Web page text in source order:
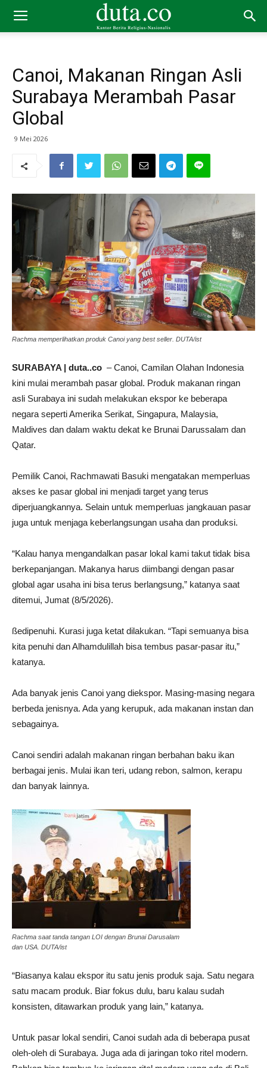
Canoi, Makanan Ringan Asli
Surabaya Merambah Pasar
Global
9 Mei 2026
Rachma memperlihatkan produk Canoi yang best seller. DUTA/ist
SURABAYA | duta..co – Canoi, Camilan Olahan Indonesia
kini mulai merambah pasar global. Produk makanan ringan
asli Surabaya ini sudah melakukan ekspor ke beberapa
negara seperti Amerika Serikat, Singapura, Malaysia,
Maldives dan dalam waktu dekat ke Brunai Darussalam dan
Qatar.
Pemilik Canoi, Rachmawati Basuki mengatakan memperluas
akses ke pasar global ini menjadi target yang terus
diperjuangkannya. Selain untuk memperluas jangkauan pasar
juga untuk menjaga keberlangsungan usaha dan produksi.
“Kalau hanya mengandalkan pasar lokal kami takut tidak bisa
berkepanjangan. Makanya harus diimbangi dengan pasar
global agar usaha ini bisa terus berlangsung,” katanya saat
ditemui, Jumat (8/5/2026).
ßedipenuhi. Kurasi juga ketat dilakukan. “Tapi semuanya bisa
kita penuhi dan Alhamdulillah bisa tembus pasar-pasar itu,”
katanya.
Ada banyak jenis Canoi yang diekspor. Masing-masing negara
berbeda jenisnya. Ada yang kerupuk, ada makanan instan dan
sebagainya.
Canoi sendiri adalah makanan ringan berbahan baku ikan
berbagai jenis. Mulai ikan teri, udang rebon, salmon, kerapu
dan banyak lainnya.
Rachma saat tanda tangan LOI dengan Brunai Darusalam
dan USA. DUTA/ist
“Biasanya kalau ekspor itu satu jenis produk saja. Satu negara
satu macam produk. Biar fokus dulu, baru kalau sudah
konsisten, ditawarkan produk yang lain,” katanya.
Untuk pasar lokal sendiri, Canoi sudah ada di beberapa pusat
oleh-oleh di Surabaya. Juga ada di jaringan toko ritel modern.